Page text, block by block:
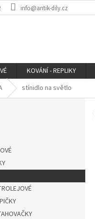
info@antik-dily.cz
KOVÁNÍ - REPLIKY
stínidlo na světlo